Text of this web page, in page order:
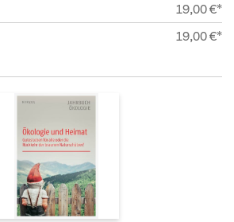
19,00 €*
19,00 €*